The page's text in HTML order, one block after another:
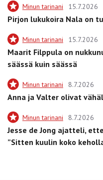
Minun tarinani 15.7.2026
Pirjon lukukoira Nala on
Minun tarinani 15.7.2026
Maarit Filppula on
säässä kuin säässä
Minun tarinani 8.7.2026
Anna ja Valter olivat
Minun tarinani 8.7.2026
Jesse de Jong ajatteli,
”Sitten kuulin koko